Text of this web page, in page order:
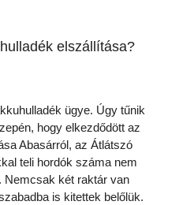
elszállítása?
ügye. Úgy tűnik
hogy elkezdődött az
Abasárról, az Átlátszó
teli hordók száma nem
Nemcsak két raktár van
is kitettek belőlük.